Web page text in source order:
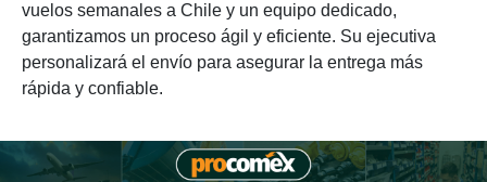
vuelos semanales a Chile y un equipo dedicado,
garantizamos un proceso ágil y eficiente. Su ejecutiva
personalizará el envío para asegurar la entrega más
rápida y confiable.